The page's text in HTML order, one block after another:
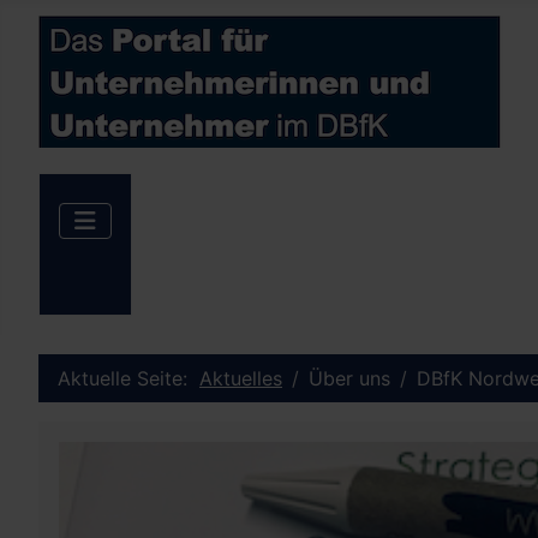
Aktuelle Seite: Aktuelles Über uns DBfK